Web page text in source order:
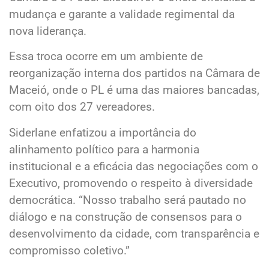
mudança e garante a validade regimental da
nova liderança.
Essa troca ocorre em um ambiente de
reorganização interna dos partidos na Câmara de
Maceió, onde o PL é uma das maiores bancadas,
com oito dos 27 vereadores.
Siderlane enfatizou a importância do
alinhamento político para a harmonia
institucional e a eficácia das negociações com o
Executivo, promovendo o respeito à diversidade
democrática. “Nosso trabalho será pautado no
diálogo e na construção de consensos para o
desenvolvimento da cidade, com transparência e
compromisso coletivo.”